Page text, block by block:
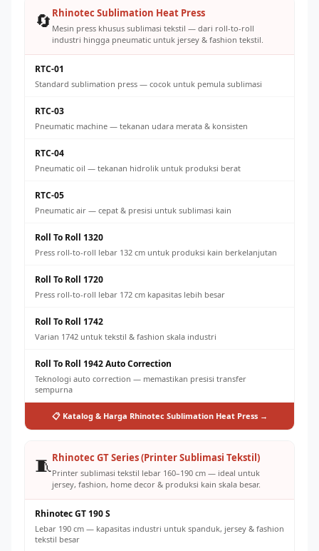
🔄 Rhinotec Sublimation Heat Press
Mesin press khusus sublimasi tekstil — dari roll-to-roll
industri hingga pneumatic untuk jersey & fashion tekstil.
RTC-01
Standard sublimation press — cocok untuk pemula sublimasi
RTC-03
Pneumatic machine — tekanan udara merata & konsisten
RTC-04
Pneumatic oil — tekanan hidrolik untuk produksi berat
RTC-05
Pneumatic air — cepat & presisi untuk sublimasi kain
Roll To Roll 1320
Press roll-to-roll lebar 132 cm untuk produksi kain berkelanjutan
Roll To Roll 1720
Press roll-to-roll lebar 172 cm kapasitas lebih besar
Roll To Roll 1742
Varian 1742 untuk tekstil & fashion skala industri
Roll To Roll 1942 Auto Correction
Teknologi auto correction — memastikan presisi transfer
sempurna
📋 Katalog & Harga Rhinotec Sublimation Heat Press →
🧵Rhinotec GT Series (Printer Sublimasi Tekstil)
Printer sublimasi tekstil lebar 160–190 cm — ideal untuk
jersey, fashion, home decor & produksi kain skala besar.
Rhinotec GT 190 S
Lebar 190 cm — kapasitas industri untuk spanduk, jersey & fashion
tekstil besar